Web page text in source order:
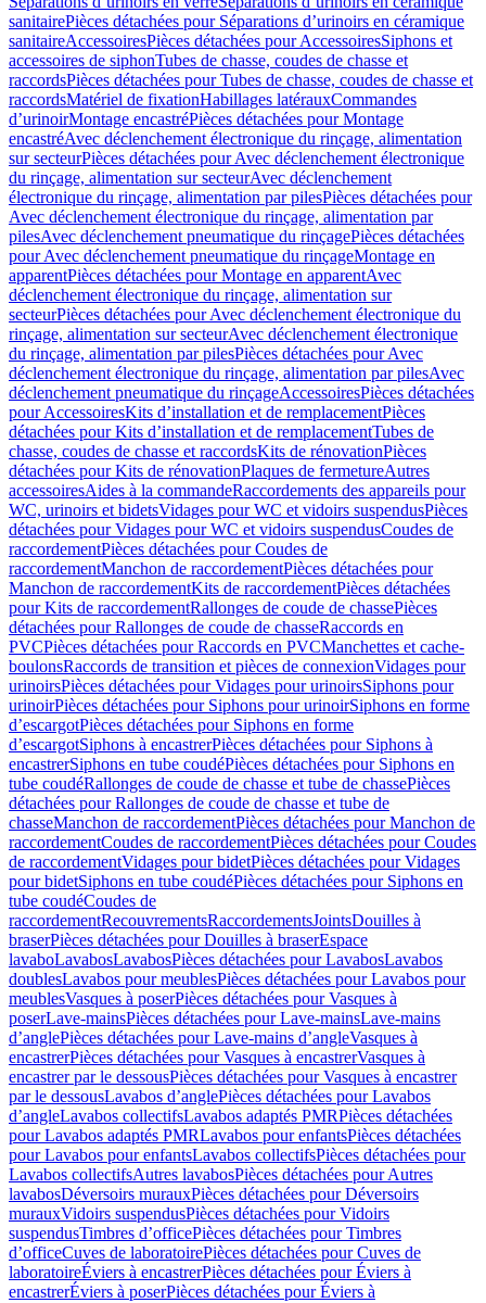
sanitairePièces détachées pour Séparations d’urinoirs en céramique
sanitaireAccessoiresPièces détachées pour AccessoiresSiphons et
accessoires de siphonTubes de chasse, coudes de chasse et
raccordsPièces détachées pour Tubes de chasse, coudes de chasse et
raccordsMatériel de fixationHabillages latérauxCommandes
dʼurinoirMontage encastréPièces détachées pour Montage
encastréAvec déclenchement électronique du rinçage, alimentation
sur secteurPièces détachées pour Avec déclenchement électronique
du rinçage, alimentation sur secteurAvec déclenchement
électronique du rinçage, alimentation par pilesPièces détachées pour
Avec déclenchement électronique du rinçage, alimentation par
pilesAvec déclenchement pneumatique du rinçagePièces détachées
pour Avec déclenchement pneumatique du rinçageMontage en
apparentPièces détachées pour Montage en apparentAvec
déclenchement électronique du rinçage, alimentation sur
secteurPièces détachées pour Avec déclenchement électronique du
rinçage, alimentation sur secteurAvec déclenchement électronique
du rinçage, alimentation par pilesPièces détachées pour Avec
déclenchement électronique du rinçage, alimentation par pilesAvec
déclenchement pneumatique du rinçageAccessoiresPièces détachées
pour AccessoiresKits d’installation et de remplacementPièces
détachées pour Kits d’installation et de remplacementTubes de
chasse, coudes de chasse et raccordsKits de rénovationPièces
détachées pour Kits de rénovationPlaques de fermetureAutres
accessoiresAides à la commandeRaccordements des appareils pour
WC, urinoirs et bidetsVidages pour WC et vidoirs suspendusPièces
détachées pour Vidages pour WC et vidoirs suspendusCoudes de
raccordementPièces détachées pour Coudes de
raccordementManchon de raccordementPièces détachées pour
Manchon de raccordementKits de raccordementPièces détachées
pour Kits de raccordementRallonges de coude de chassePièces
détachées pour Rallonges de coude de chasseRaccords en
PVCPièces détachées pour Raccords en PVCManchettes et cache-
boulonsRaccords de transition et pièces de connexionVidages pour
urinoirsPièces détachées pour Vidages pour urinoirsSiphons pour
urinoirPièces détachées pour Siphons pour urinoirSiphons en forme
d’escargotPièces détachées pour Siphons en forme
d’escargotSiphons à encastrerPièces détachées pour Siphons à
encastrerSiphons en tube coudéPièces détachées pour Siphons en
tube coudéRallonges de coude de chasse et tube de chassePièces
détachées pour Rallonges de coude de chasse et tube de
chasseManchon de raccordementPièces détachées pour Manchon de
raccordementCoudes de raccordementPièces détachées pour Coudes
de raccordementVidages pour bidetPièces détachées pour Vidages
pour bidetSiphons en tube coudéPièces détachées pour Siphons en
tube coudéCoudes de
raccordementRecouvrementsRaccordementsJointsDouilles à
braserPièces détachées pour Douilles à braserEspace
lavaboLavabosLavabosPièces détachées pour LavabosLavabos
doublesLavabos pour meublesPièces détachées pour Lavabos pour
meublesVasques à poserPièces détachées pour Vasques à
poserLave-mainsPièces détachées pour Lave-mainsLave-mains
d’anglePièces détachées pour Lave-mains d’angleVasques à
encastrerPièces détachées pour Vasques à encastrerVasques à
encastrer par le dessousPièces détachées pour Vasques à encastrer
par le dessousLavabos d’anglePièces détachées pour Lavabos
d’angleLavabos collectifsLavabos adaptés PMRPièces détachées
pour Lavabos adaptés PMRLavabos pour enfantsPièces détachées
pour Lavabos pour enfantsLavabos collectifsPièces détachées pour
Lavabos collectifsAutres lavabosPièces détachées pour Autres
lavabosDéversoirs murauxPièces détachées pour Déversoirs
murauxVidoirs suspendusPièces détachées pour Vidoirs
suspendusTimbres dʼofficePièces détachées pour Timbres
dʼofficeCuves de laboratoirePièces détachées pour Cuves de
laboratoireÉviers à encastrerPièces détachées pour Éviers à
encastrerÉviers à poserPièces détachées pour Éviers à